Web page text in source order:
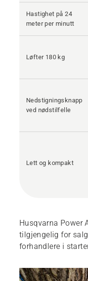
Hastighet på 24
meter per minutt
Løfter 180 kg
Nedstigningsknapp
ved nødstilfelle
Lett og kompakt
Husqvarna Power
tilgjengelig for
forhandlere i